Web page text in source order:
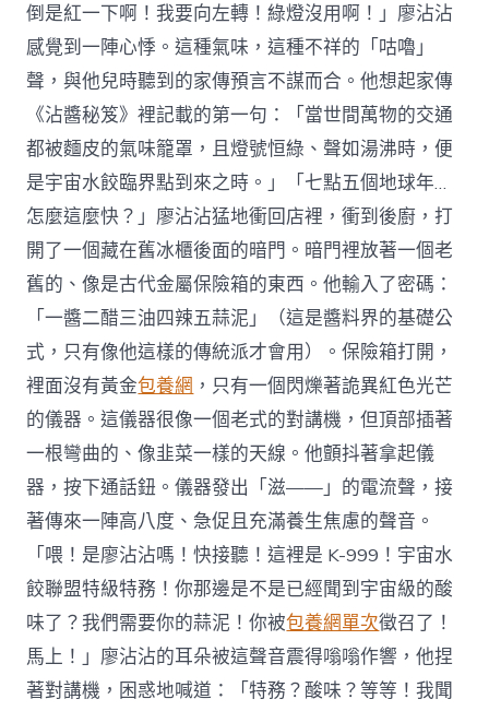
倒是紅一下啊！我要向左轉！綠燈沒用啊！」廖沾沾
感覺到一陣心悸。這種氣味，這種不祥的「咕嚕」
聲，與他兒時聽到的家傳預言不謀而合。他想起家傳
《沾醬秘笈》裡記載的第一句：「當世間萬物的交通
都被麵皮的氣味籠罩，且燈號恒綠、聲如湯沸時，便
是宇宙水餃臨界點到來之時。」「七點五個地球年…
怎麼這麼快？」廖沾沾猛地衝回店裡，衝到後廚，打
開了一個藏在舊冰櫃後面的暗門。暗門裡放著一個老
舊的、像是古代金屬保險箱的東西。他輸入了密碼：
「一醬二醋三油四辣五蒜泥」（這是醬料界的基礎公
式，只有像他這樣的傳統派才會用）。保險箱打開，
裡面沒有黃金包養網 ，只有一個閃爍著詭異紅色光芒
的儀器。這儀器很像一個老式的對講機，但頂部插著
一根彎曲的、像韭菜一樣的天線。他顫抖著拿起儀
器，按下通話鈕。儀器發出「滋——」的電流聲，接
著傳來一陣高八度、急促且充滿養生焦慮的聲音。
「喂！是廖沾沾嗎！快接聽！這裡是 K-999！宇宙水
餃聯盟特級特務！你那邊是不是已經聞到宇宙級的酸
味了？我們需要你的蒜泥！你被包養網單次徵召了！
馬上！」廖沾沾的耳朵被這聲音震得嗡嗡作響，他捏
著對講機，困惑地喊道：「特務？酸味？等等！我聞